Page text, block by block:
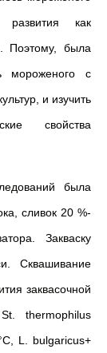
развития как
Поэтому, была
мороженого с
и изучить
свойства
была
сливок 20 %-
Закваску
Сквашивание
заквасочной
thermophilus
L. bulgaricus+